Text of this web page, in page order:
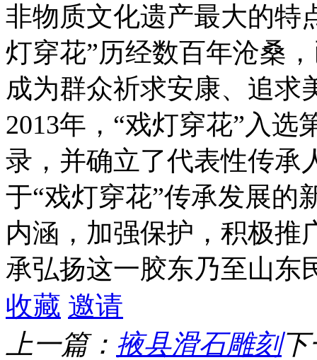
非物质文化遗产最大的特
灯穿花”历经数百年沧桑
成为群众祈求安康、追求
2013年，“戏灯穿花”入
录，并确立了代表性传承
于“戏灯穿花”传承发展的
内涵，加强保护，积极推
承弘扬这一胶东乃至山东
收藏 邀请
上一篇： 掖县滑石雕刻下